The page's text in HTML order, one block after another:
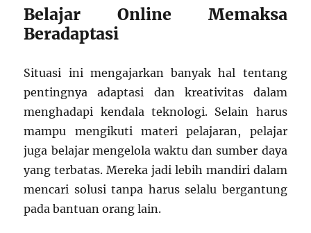
Belajar Online Memaksa
Beradaptasi
Situasi ini mengajarkan banyak hal tentang
pentingnya adaptasi dan kreativitas dalam
menghadapi kendala teknologi. Selain harus
mampu mengikuti materi pelajaran, pelajar
juga belajar mengelola waktu dan sumber daya
yang terbatas. Mereka jadi lebih mandiri dalam
mencari solusi tanpa harus selalu bergantung
pada bantuan orang lain.